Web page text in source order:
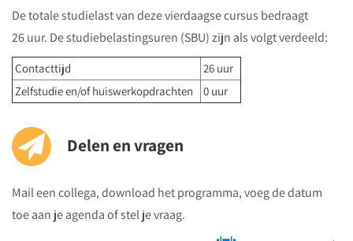
Regardz La Vie Utrecht bevindt zich tegenover het Vredenburg
(plein) en naast de Bijenkorf op de hoek
St.Jacobsstraat/Lange Viestraat.
Je kunt het meeting center bereiken viade ingang van het
kantorencomplex "La Vie" aan de St. Jacobsstraat
kun je dan direct naartoe.
Parkeren
Postcode ten behoeve van je navigatiesysteem : 3511 BS
De totale studielast van deze vierdaagse cursus bedraagt
26 uur. De studiebelastingsuren (SBU) zijn als volgt verdeeld:
Contacttijd
26 uur
Zelfstudie en/of huiswerkopdrachten
0 uur
Delen en vragen
Mail een collega, download het programma, voeg de datum
toe aan je agenda of stel je vraag.